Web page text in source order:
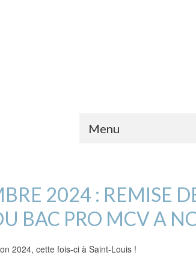
Menu
2024 : REMISE
BAC PRO MCV A
2024, cette fois-ci à Saint-Louis !